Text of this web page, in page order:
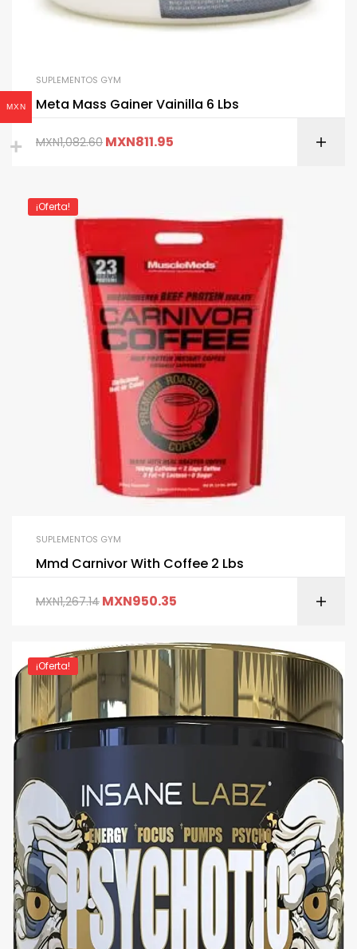
SUPLEMENTOS GYM
Meta Mass Gainer Vainilla 6 Lbs
MXN1,082.60 MXN811.95
¡Oferta!
SUPLEMENTOS GYM
Mmd Carnivor With Coffee 2 Lbs
MXN1,267.14 MXN950.35
¡Oferta!
MXN